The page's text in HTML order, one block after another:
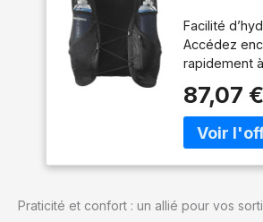
Hydration,
SensiFit
Marathon
Poches
Gilet de
Running
Facilité
Accédez
rapidement
grâce aux
nouvelles
poitrine,
1,5 litre Fit
87,07 €
Praticité et confort : un allié pour vos